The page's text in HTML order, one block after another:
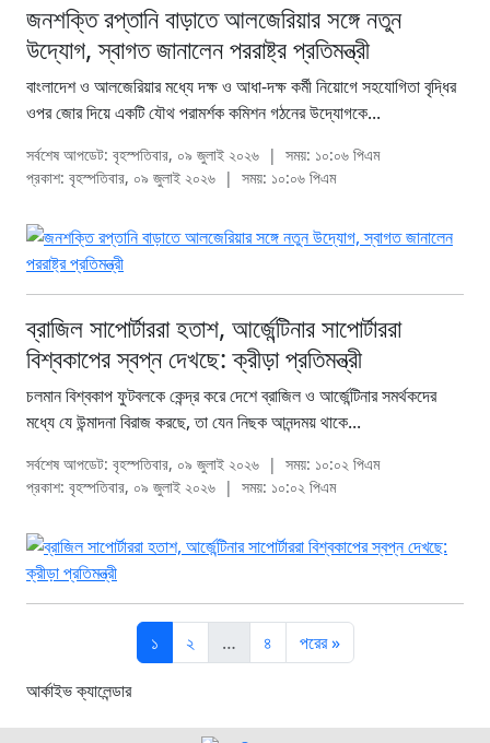
জনশক্তি রপ্তানি বাড়াতে আলজেরিয়ার সঙ্গে নতুন
উদ্যোগ, স্বাগত জানালেন পররাষ্ট্র প্রতিমন্ত্রী
বাংলাদেশ ও আলজেরিয়ার মধ্যে দক্ষ ও আধা-দক্ষ কর্মী নিয়োগে সহযোগিতা বৃদ্ধির
ওপর জোর দিয়ে একটি যৌথ পরামর্শক কমিশন গঠনের উদ্যোগকে...
সর্বশেষ আপডেট: বৃহস্পতিবার, ০৯ জুলাই ২০২৬ | সময়: ১০:০৬ পিএম
প্রকাশ: বৃহস্পতিবার, ০৯ জুলাই ২০২৬ | সময়: ১০:০৬ পিএম
ব্রাজিল সাপোর্টাররা হতাশ, আর্জেন্টিনার সাপোর্টাররা
বিশ্বকাপের স্বপ্ন দেখছে: ক্রীড়া প্রতিমন্ত্রী
চলমান বিশ্বকাপ ফুটবলকে কেন্দ্র করে দেশে ব্রাজিল ও আর্জেন্টিনার সমর্থকদের
মধ্যে যে উন্মাদনা বিরাজ করছে, তা যেন নিছক আনন্দময় থাকে...
সর্বশেষ আপডেট: বৃহস্পতিবার, ০৯ জুলাই ২০২৬ | সময়: ১০:০২ পিএম
প্রকাশ: বৃহস্পতিবার, ০৯ জুলাই ২০২৬ | সময়: ১০:০২ পিএম
১ ২ … ৪
পরের »
আর্কাইভ ক্যালেন্ডার